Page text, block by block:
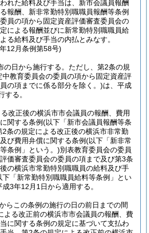
れた給料及び手当は、新市会議員報酬
報酬、新非常勤特別職職員報酬等条例
員の項から固定資産評価審査委員会の
による報酬並びに新常勤特別職職員給
る給料及び手当の内払とみなす。
12月条例第58号)
の日から施行する。 ただし、第2条の規
教育委員会の委員の項から固定資産評
の項までに係る部分を除く。)は、平成
する。
改正後の横浜市市会議員の報酬、費用
関する条例(以下「新市会議員報酬等条
2条の規定による改正後の横浜市非常勤
び費用弁償に関する条例(以下「新非常
条例」という。)別表教育委員会の委員
価審査委員会の委員の項まで及び第3条
の横浜市常勤特別職職員の給料及び手
下「新常勤特別職職員給料等条例」とい
3年12月1日から適用する。
らこの条例の施行の日の前日までの間
よる改正前の横浜市市会議員の報酬、費
に関する条例の規定に基づいて支払わ